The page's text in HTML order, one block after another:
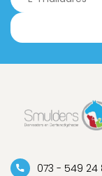
073 - 549 24